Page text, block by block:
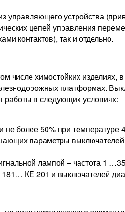
управляющего устройства
цепей управления
контактов), так и отдельно.
химостойких изделиях,
платформах.
работы в следующих условиях:
более 50% при температуре
параметры выключателей;
лампой – частота 1
КЕ 201 и выключателей